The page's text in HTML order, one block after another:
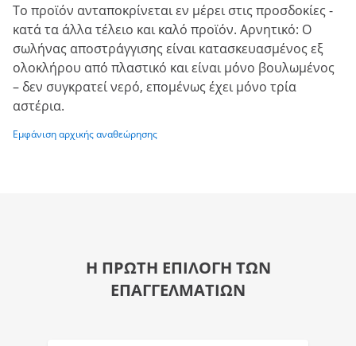
Το προϊόν ανταποκρίνεται εν μέρει στις προσδοκίες -
κατά τα άλλα τέλειο και καλό προϊόν. Αρνητικό: Ο
σωλήνας αποστράγγισης είναι κατασκευασμένος εξ
ολοκλήρου από πλαστικό και είναι μόνο βουλωμένος
– δεν συγκρατεί νερό, επομένως έχει μόνο τρία
αστέρια.
Εμφάνιση αρχικής αναθεώρησης
Η ΠΡΩΤΗ ΕΠΙΛΟΓΗ ΤΩΝ
ΕΠΑΓΓΕΛΜΑΤΙΩΝ